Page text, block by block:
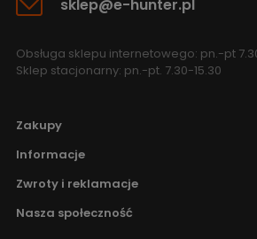
sklep@e-hunter.pl
Obsługa sklepu internetowego: pn.-pt
Sklep stacjonarny: pn.-pt. 7.30-15.30
Zakupy
Informacje
Zwroty i reklamacje
Nasza społeczność